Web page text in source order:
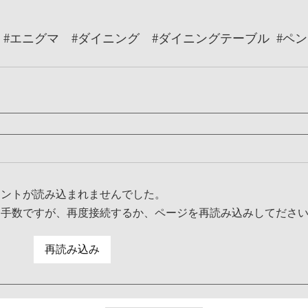
#エニグマ #ダイニング #ダイニングテーブル #ペ
トが読み込まれませんでした。
数ですが、再度接続するか、ページを再読み込みしてださ
再読み込み